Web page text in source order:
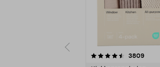
3809
4.5av 5